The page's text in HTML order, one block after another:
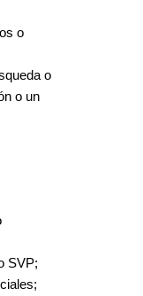
o
o
o un
SVP;